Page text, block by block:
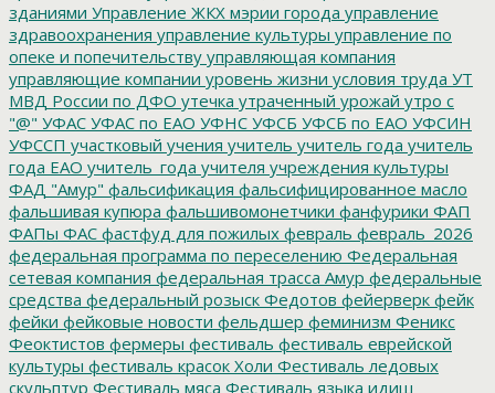
зданиями Управление ЖКХ мэрии города управление
здравоохранения управление культуры управление по
опеке и попечительству управляющая компания
управляющие компании уровень жизни условия труда УТ
МВД России по ДФО утечка утраченный урожай утро с
"@" УФАС УФАС по ЕАО УФНС УФСБ УФСБ по ЕАО УФСИН
УФССП участковый учения учитель учитель года учитель
года ЕАО учитель_года учителя учреждения культуры
ФАД "Амур" фальсификация фальсифицированное масло
фальшивая купюра фальшивомонетчики фанфурики ФАП
ФАПы ФАС фастфуд для пожилых февраль февраль_2026
федеральная программа по переселению Федеральная
сетевая компания федеральная трасса Амур федеральные
средства федеральный розыск Федотов фейерверк фейк
фейки фейковые новости фельдшер феминизм Феникс
Феоктистов фермеры фестиваль фестиваль еврейской
культуры фестиваль красок Холи Фестиваль ледовых
скульптур Фестиваль мяса Фестиваль языка идиш